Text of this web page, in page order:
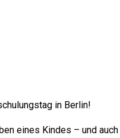
in Berlin!
eines Kindes – und